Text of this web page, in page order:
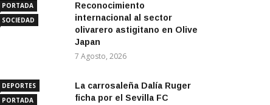
PORTADA
SOCIEDAD
Reconocimiento
internacional al sector
olivarero astigitano en Olive
Japan
7 Agosto, 2026
DEPORTES
PORTADA
La carrosaleña Dalía Ruger
ficha por el Sevilla FC